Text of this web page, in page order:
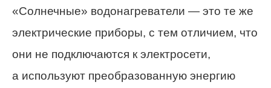
«Солнечные» водонагреватели — это те же
электрические приборы, с тем отличием, что
они не подключаются к электросети,
а используют преобразованную энергию